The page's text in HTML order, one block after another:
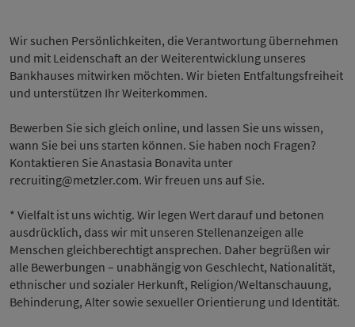
Wir suchen Persönlichkeiten, die Verantwortung übernehmen
und mit Leidenschaft an der Weiterentwicklung unseres
Bankhauses mitwirken möchten. Wir bieten Entfaltungsfreiheit
und unterstützen Ihr Weiterkommen.
Bewerben Sie sich gleich online, und lassen Sie uns wissen,
wann Sie bei uns starten können. Sie haben noch Fragen?
Kontaktieren Sie Anastasia Bonavita unter
recruiting@metzler.com. Wir freuen uns auf Sie.
* Vielfalt ist uns wichtig. Wir legen Wert darauf und betonen
ausdrücklich, dass wir mit unseren Stellenanzeigen alle
Menschen gleichberechtigt ansprechen. Daher begrüßen wir
alle Bewerbungen – unabhängig von Geschlecht, Nationalität,
ethnischer und sozialer Herkunft, Religion/Weltanschauung,
Behinderung, Alter sowie sexueller Orientierung und Identität.